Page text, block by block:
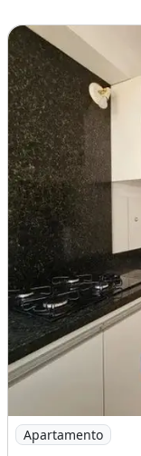
Imagem: Ótimo
Apartamento